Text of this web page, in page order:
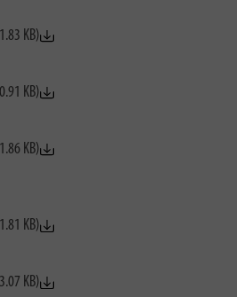
KB)
KB)
KB)
KB)
KB)